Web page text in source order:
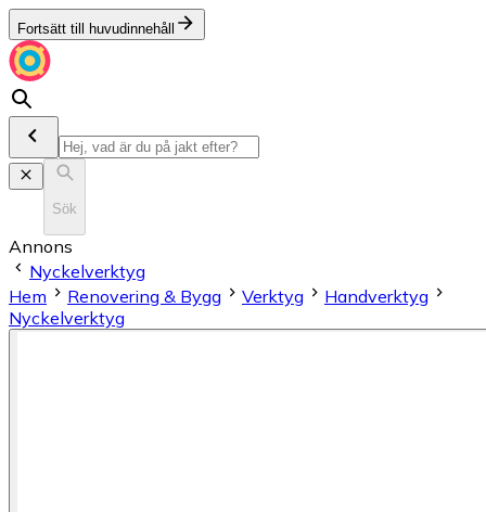
Fortsätt till huvudinnehåll
Sök
Annons
Nyckelverktyg
Hem
Renovering & Bygg Verktyg
Handverktyg
Nyckelverktyg